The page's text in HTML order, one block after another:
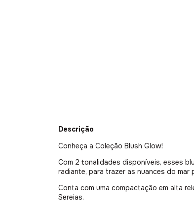
Descrição
Conheça a Coleção Blush Glow!
Com 2 tonalidades disponíveis, esses
radiante, para trazer as nuances do mar
Conta com uma compactação em alta
Sereias.